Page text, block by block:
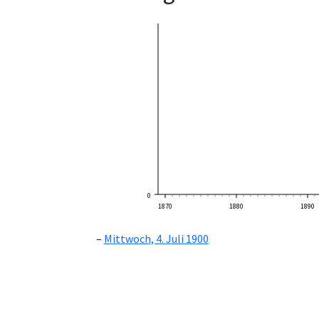
0
1870
1880 1890
Mittwoch, 4. Juli 1900